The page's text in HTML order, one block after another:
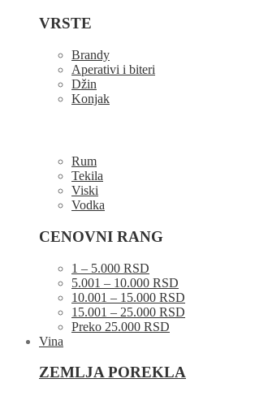
VRSTE
Brandy
Aperativi i biteri
Džin
Konjak
Rum
Tekila
Viski
Vodka
CENOVNI RANG
1 – 5.000 RSD
5.001 – 10.000 RSD
10.001 – 15.000 RSD
15.001 – 25.000 RSD
Preko 25.000 RSD
Vina
ZEMLJA POREKLA